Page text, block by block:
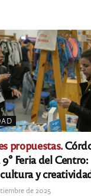
propuestas.
Feria del Centro:
y
de 2025